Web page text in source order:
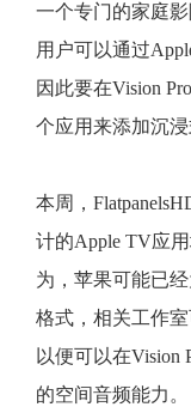
一个专门的家庭
用户可以通过
因此要在Vision
个应用来添加沉浸
本周，
计的Apple TV应
为，苹果可能已
格式，相关工作
以便可以在Vision
的空间音频能力。